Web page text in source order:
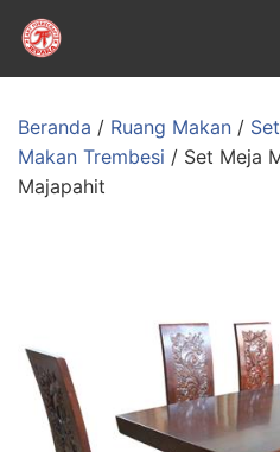
Beranda / Ruang Makan /
Makan Trembesi / Set Meja
Majapahit